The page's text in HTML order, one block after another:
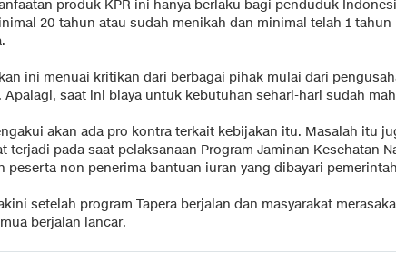
produk KPR ini hanya berlaku bagi penduduk
20 tahun atau sudah menikah dan minimal telah 1 tahun
ini menuai kritikan dari berbagai pihak mulai dari
Apalagi, saat ini biaya untuk kebutuhan sehari-hari sudah
akan ada pro kontra terkait kebijakan itu. Masalah itu
terjadi pada saat pelaksanaan Program Jaminan Kesehatan
peserta non penerima bantuan iuran yang dibayari
setelah program Tapera berjalan dan masyarakat
berjalan lancar.